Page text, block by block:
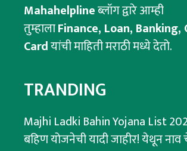
Mahahelplineब्लॉग द्वारे आम्ही
तुम्हालाFinance, Loan,
Cardयांची माहिती मराठी मध्ये देतो.
TRANDING
Majhi Ladki Bahin Yojana List
बहिण योजनेची यादी जाहीर! येथून